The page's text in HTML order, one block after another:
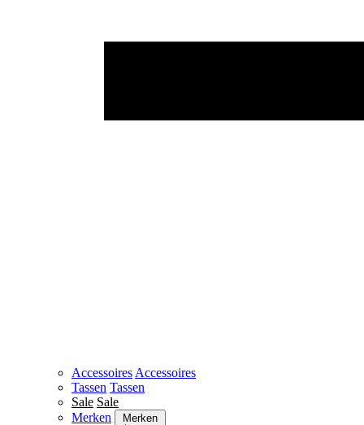
Accessoires Accessoires
Tassen Tassen
Sale Sale
Merken
Merken